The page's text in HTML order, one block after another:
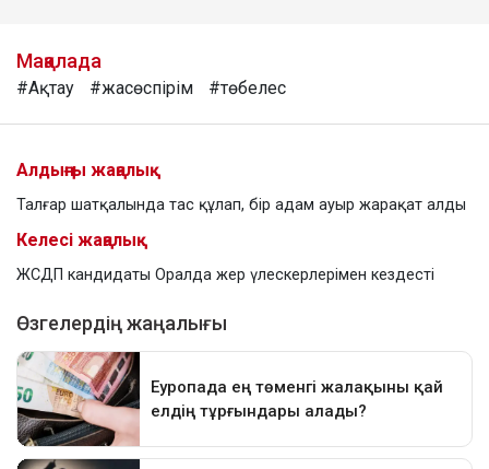
Мақалада
#Ақтау #жасөспірім #төбелес
Алдыңғы жаңалық
Талғар шатқалында тас құлап, бір адам ауыр жарақат алды
Келесі жаңалық
ЖСДП кандидаты Оралда жер үлескерлерімен кездесті